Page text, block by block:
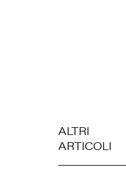
ALTRI
ARTICOLI